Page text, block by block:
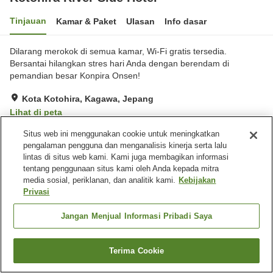
Tinjauan Kamar & Paket Ulasan Info dasar
Dilarang merokok di semua kamar, Wi-Fi gratis tersedia.
Bersantai hilangkan stres hari Anda dengan berendam di
pemandian besar Konpira Onsen!
Kota Kotohira, Kagawa, Jepang
Lihat di peta
Baik Ulasan:143
Fasilitas properti
Tempat parkir
Restoran
Kafe
Beranda Jepang Kagawa
Kota Kotohira
Kotohira River Side Hotel
Cari kamar
Situs web ini menggunakan cookie untuk meningkatkan
pengalaman pengguna dan menganalisis kinerja serta lalu
lintas di situs web kami. Kami juga membagikan informasi
tentang penggunaan situs kami oleh Anda kepada mitra
media sosial, periklanan, dan analitik kami. Kebijakan
Privasi
Jangan Menjual Informasi Pribadi Saya
Terima Cookie